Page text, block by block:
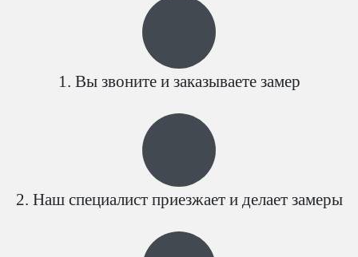
Вы звоните и заказываете замер
Наш специалист приезжает и делает замеры